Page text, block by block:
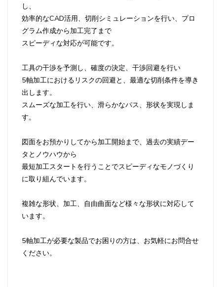
し、
効率的なCAD活用、切削シミュレーションを行い、プロ
グラム作成から加工完了まで
スピーディな対応が可能です。
工具の干渉を予測し、確度の決定、干渉回避を行い
5軸加工におけるリスクの回避と、最適な切削条件を導き
出します。
スムーズな加工を行い、滑らかなパス、形状を実現しま
す。
図面をお預かりしてから加工開始まで、過去の実績デー
タとノウハウから
最短加工スタートを行うことでスピーディなモノづくり
に取り組んでいます。
複雑な形状、加工、自由曲面など様々な形状に対応して
います。
5軸加工が必要な製品でお困りの方は、お気軽にお問合せ
ください。